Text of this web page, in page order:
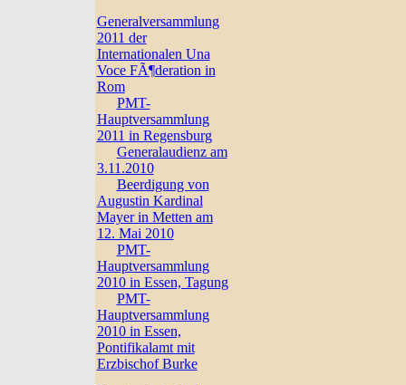
Generalversammlung
2011 der
Internationalen Una
Voce FÃ¶deration in
Rom
PMT-
Hauptversammlung
2011 in Regensburg
Generalaudienz am
3.11.2010
Beerdigung von
Augustin Kardinal
Mayer in Metten am
12. Mai 2010
PMT-
Hauptversammlung
2010 in Essen, Tagung
PMT-
Hauptversammlung
2010 in Essen,
Pontifikalamt mit
Erzbischof Burke